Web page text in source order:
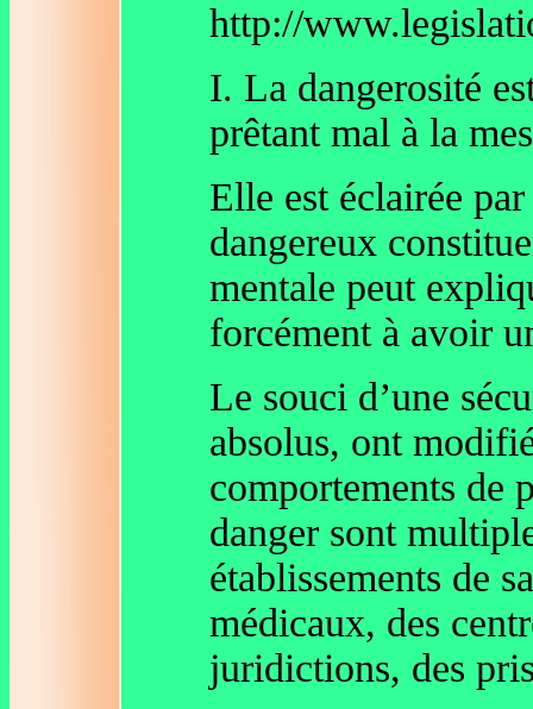
http://
I. La dangerosité
prêtant mal à la
Elle est éclairée
dangereux
mentale peut
forcément à avoir
Le souci d’une
absolus, ont
comportements de
danger sont
établissements de
médicaux, des
juridictions, des